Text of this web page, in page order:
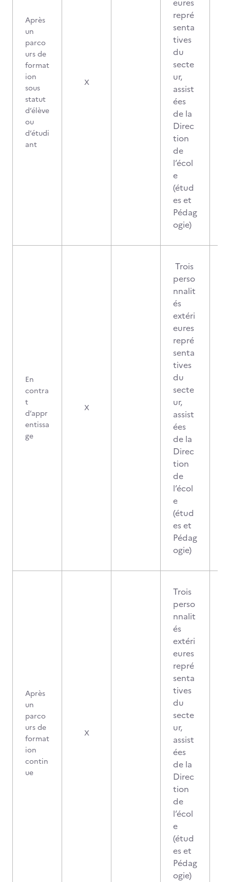
Après
un
parco
urs de
format
ion
sous
statut
d’élève
ou
d’étudi
ant
X
eures
repré
senta
tives
du
secte
ur,
assist
ées
de la
Direc
tion
de
l’écol
e
(étud
es et
Pédag
ogie)
En
contra
t
d’appr
entissa
ge
X
Trois
perso
nnalit
és
extéri
eures
repré
senta
tives
du
secte
ur,
assist
ées
de la
Direc
tion
de
l’écol
e
(étud
es et
Pédag
ogie)
Après
un
parco
urs de
format
ion
contin
ue
X
Trois
perso
nnalit
és
extéri
eures
repré
senta
tives
du
secte
ur,
assist
ées
de la
Direc
tion
de
l’écol
e
(étud
es et
Pédag
ogie)